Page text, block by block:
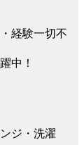
経験一切不
中！
ジ・洗濯